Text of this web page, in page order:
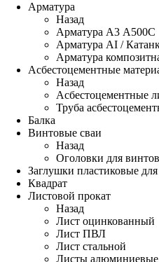
Арматура
Назад
Арматура А3 А500С
Арматура АI /
Арматура
Асбестоцементные
Назад
Асбестоцементные
Труба
Балка
Винтовые сваи
Назад
Оголовки для
Заглушки пластиковые
Квадрат
Листовой прокат
Назад
Лист оцинкованный
Лист ПВЛ
Лист стальной
Листы